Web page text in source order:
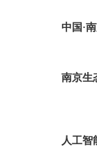
中国·
南京生
人工智